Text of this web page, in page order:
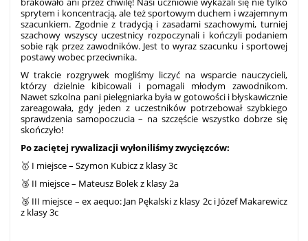
sprytem i koncentracją, ale też sportowym duchem i wzajemnym
szacunkiem. Zgodnie z tradycją i zasadami szachowymi, turniej
szachowy wszyscy uczestnicy rozpoczynali i kończyli podaniem
sobie rąk przez zawodników. Jest to wyraz szacunku i sportowej
postawy wobec przeciwnika.
W trakcie rozgrywek mogliśmy liczyć na wsparcie nauczycieli,
którzy dzielnie kibicowali i pomagali młodym zawodnikom.
Nawet szkolna pani pielęgniarka była w gotowości i błyskawicznie
zareagowała, gdy jeden z uczestników potrzebował szybkiego
sprawdzenia samopoczucia – na szczęście wszystko dobrze się
skończyło!
Po zaciętej rywalizacji wyłoniliśmy zwycięzców:
🥇 I miejsce – Szymon Kubicz z klasy 3c
🥈 II miejsce – Mateusz Bolek z klasy 2a
🥉 III miejsce – ex aequo: Jan Pękalski z klasy 2c i Józef Makarewicz
z klasy 3c